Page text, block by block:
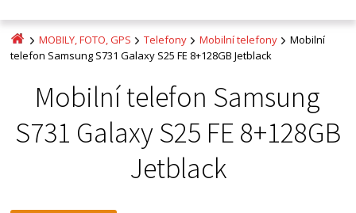
MOBILY, FOTO, GPS Telefony Mobilní telefony
Mobilní
telefon Samsung S731 Galaxy S25 FE 8+128GB Jetblack
Mobilní telefon Samsung
S731 Galaxy S25 FE 8+128GB
Jetblack